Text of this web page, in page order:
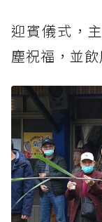
迎賓儀式，
塵祝福，並